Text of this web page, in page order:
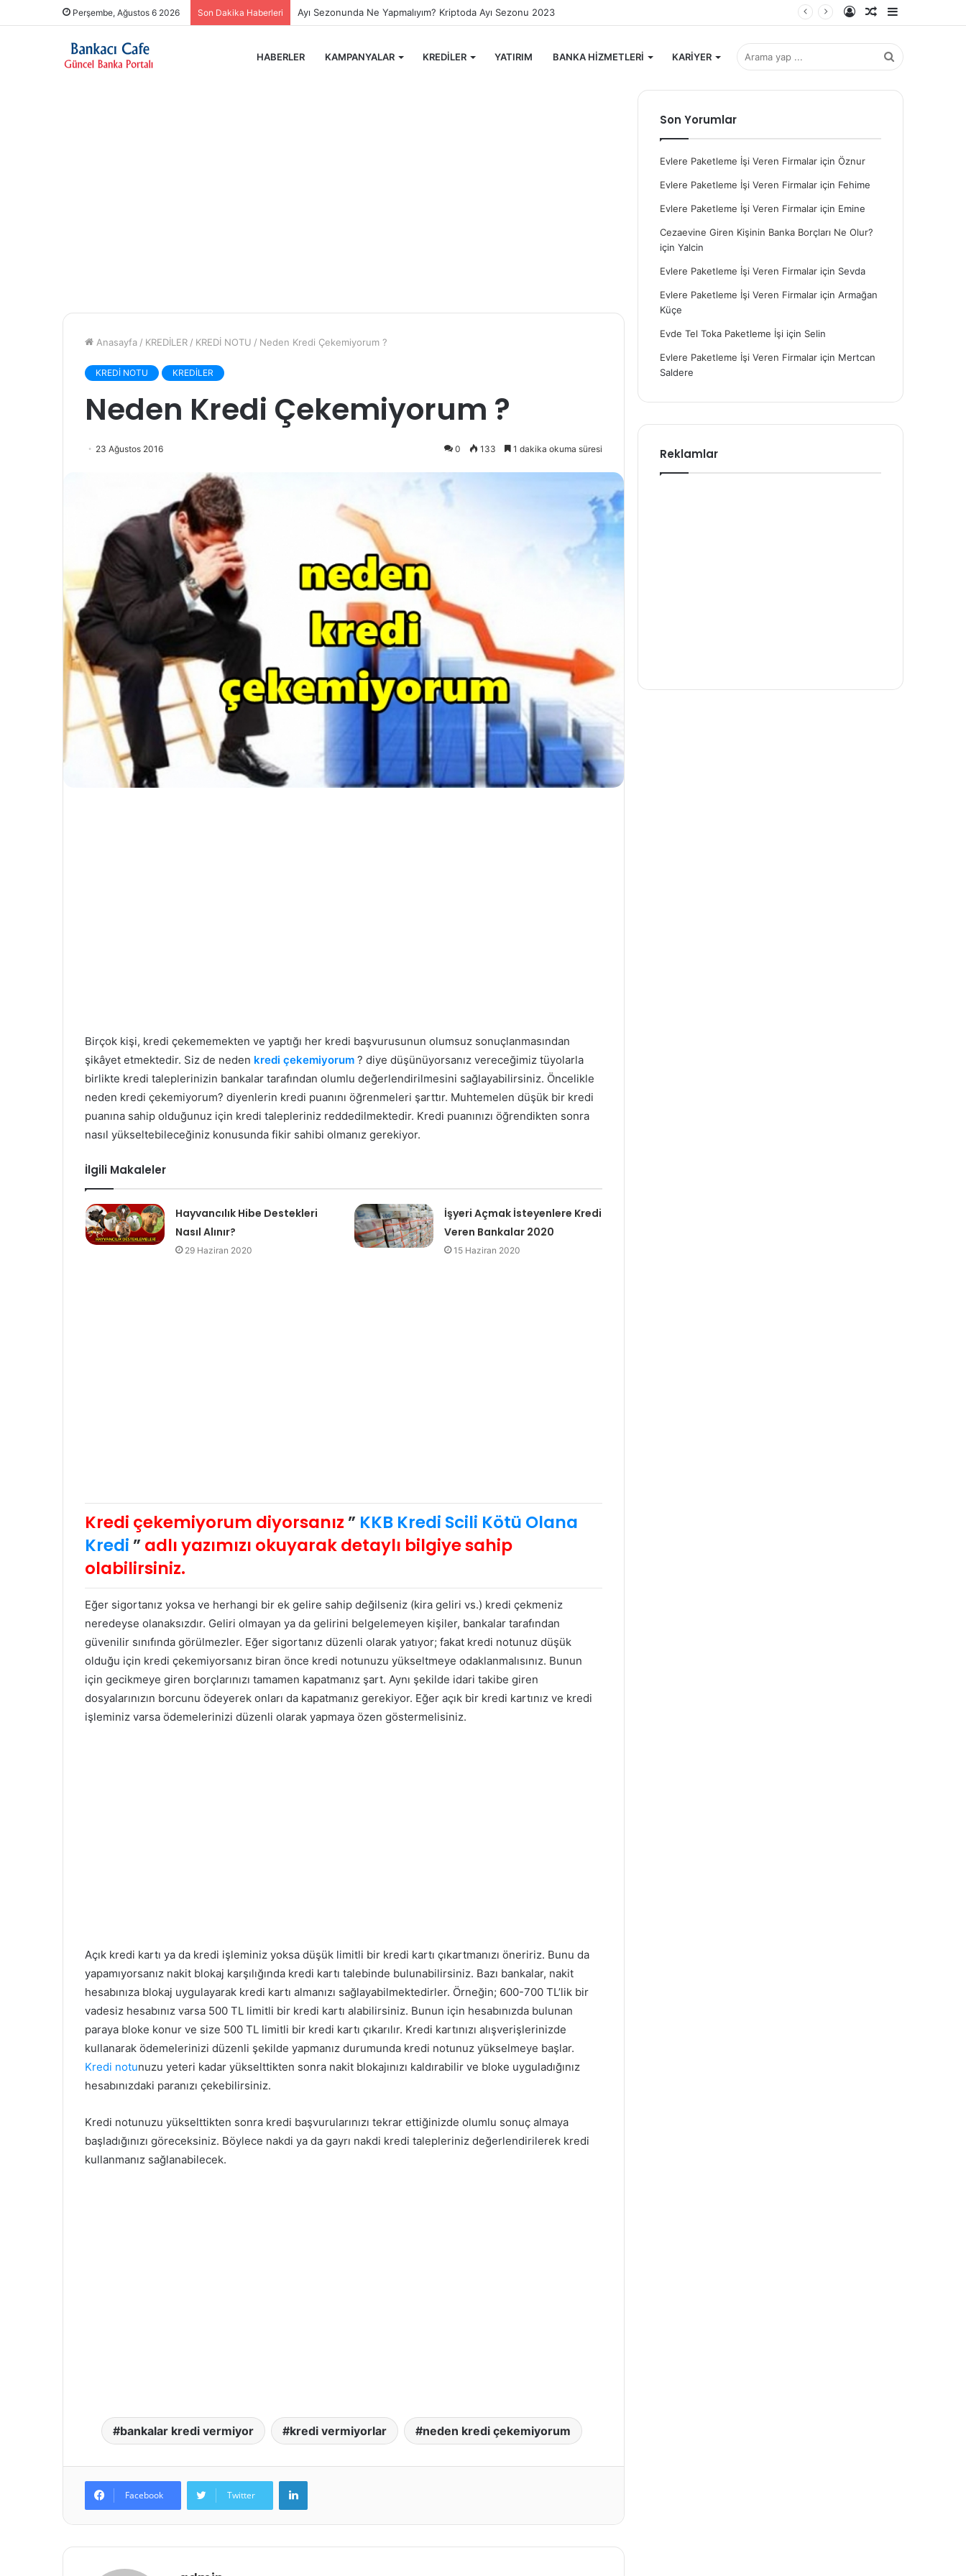
Perşembe, Ağustos 6 2026 Son Dakika Haberleri Evlere Paketleme İşi Veren Firmalar
Rastgele
Kayıt
HABERLER KAMPANYALAR KREDİLER YATIRIM BANKA HİZMETLERİ KARİYER Arama
Anasayfa / KREDİLER / KREDİ NOTU / Neden Kredi Çekemiyorum ?
KREDİ NOTU KREDİLER
Neden Kredi Çekemiyorum ?
23 Ağustos 2016 0 133 1 dakika okuma süresi
Birçok kişi, kredi çekememekten ve yaptığı her kredi başvurusunun olumsuz sonuçlanmasından
şikâyet etmektedir. Siz de neden kredi çekemiyorum ? diye düşünüyorsanız vereceğimiz tüyolarla
birlikte kredi taleplerinizin bankalar tarafından olumlu değerlendirilmesini sağlayabilirsiniz. Öncelikle
neden kredi çekemiyorum? diyenlerin kredi puanını öğrenmeleri şarttır. Muhtemelen düşük bir kredi
puanına sahip olduğunuz için kredi talepleriniz reddedilmektedir. Kredi puanınızı öğrendikten sonra
nasıl yükseltebileceğiniz konusunda fikir sahibi olmanız gerekiyor.
İlgili Makaleler
Hayvancılık Hibe Destekleri
Nasıl Alınır?
29 Haziran 2020
İşyeri Açmak İsteyenlere Kredi
Veren Bankalar 2020
15 Haziran 2020
Kredi çekemiyorum diyorsanız ” KKB Kredi Scili Kötü Olana
Kredi ” adlı yazımızı okuyarak detaylı bilgiye sahip
olabilirsiniz.
Eğer sigortanız yoksa ve herhangi bir ek gelire sahip değilseniz (kira geliri vs.) kredi çekmeniz
neredeyse olanaksızdır. Geliri olmayan ya da gelirini belgelemeyen kişiler, bankalar tarafından
güvenilir sınıfında görülmezler. Eğer sigortanız düzenli olarak yatıyor; fakat kredi notunuz düşük
olduğu için kredi çekemiyorsanız biran önce kredi notunuzu yükseltmeye odaklanmalısınız. Bunun
için gecikmeye giren borçlarınızı tamamen kapatmanız şart. Aynı şekilde idari takibe giren
dosyalarınızın borcunu ödeyerek onları da kapatmanız gerekiyor. Eğer açık bir kredi kartınız ve kredi
işleminiz varsa ödemelerinizi düzenli olarak yapmaya özen göstermelisiniz.
Açık kredi kartı ya da kredi işleminiz yoksa düşük limitli bir kredi kartı çıkartmanızı öneririz. Bunu da
yapamıyorsanız nakit blokaj karşılığında kredi kartı talebinde bulunabilirsiniz. Bazı bankalar, nakit
hesabınıza blokaj uygulayarak kredi kartı almanızı sağlayabilmektedirler. Örneğin; 600-700 TL’lik bir
vadesiz hesabınız varsa 500 TL limitli bir kredi kartı alabilirsiniz. Bunun için hesabınızda bulunan
paraya bloke konur ve size 500 TL limitli bir kredi kartı çıkarılır. Kredi kartınızı alışverişlerinizde
kullanarak ödemelerinizi düzenli şekilde yapmanız durumunda kredi notunuz yükselmeye başlar.
Kredi notunuzu yeteri kadar yükselttikten sonra nakit blokajınızı kaldırabilir ve bloke uyguladığınız
hesabınızdaki paranızı çekebilirsiniz.
Kredi notunuzu yükselttikten sonra kredi başvurularınızı tekrar ettiğinizde olumlu sonuç almaya
başladığınızı göreceksiniz. Böylece nakdi ya da gayrı nakdi kredi talepleriniz değerlendirilerek kredi
kullanmanız sağlanabilecek.
bankalar kredi vermiyor kredi vermiyorlar neden kredi çekemiyorum
Facebook Twitter
Son Yorumlar
Evlere Paketleme İşi Veren Firmalar içinÖznur
Evlere Paketleme İşi Veren Firmalar için Fehime
Evlere Paketleme İşi Veren Firmalar için Emine
Cezaevine Giren Kişinin Banka Borçları Ne Olur?
içinYalcin
Evlere Paketleme İşi Veren Firmalar için Sevda
Evlere Paketleme İşi Veren Firmalar içinArmağan
Küçe
Evde Tel Toka Paketleme İşi için Selin
Evlere Paketleme İşi Veren Firmalar için Mertcan
Saldere
Reklamlar